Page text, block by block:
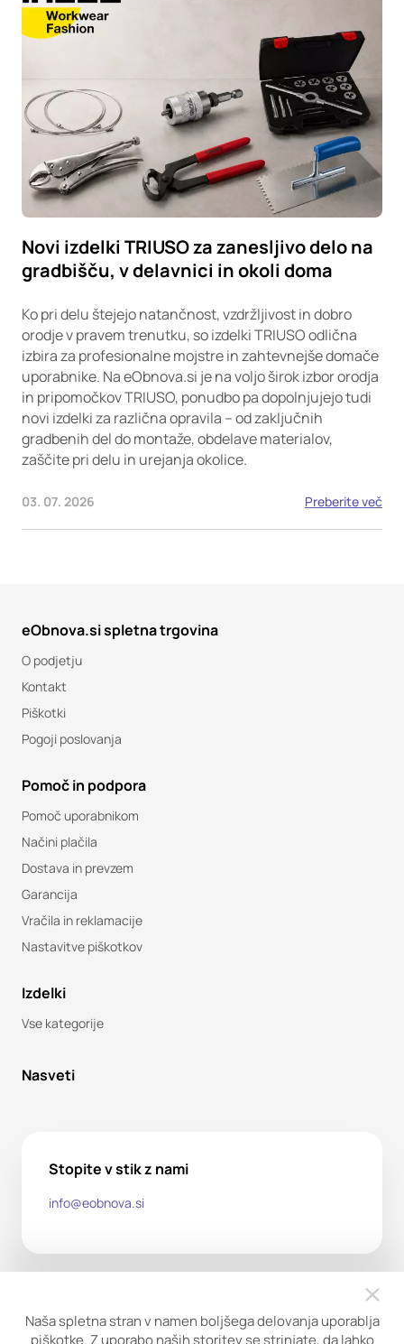
Novi izdelki TRIUSO za zanesljivo delo na
gradbišču, v delavnici in okoli doma
Ko pri delu štejejo natančnost, vzdržljivost in dobro
orodje v pravem trenutku, so izdelki TRIUSO odlična
izbira za profesionalne mojstre in zahtevnejše domače
uporabnike. Na eObnova.si je na voljo širok izbor orodja
in pripomočkov TRIUSO, ponudbo pa dopolnjujejo tudi
novi izdelki za različna opravila – od zaključnih
gradbenih del do montaže, obdelave materialov,
zaščite pri delu in urejanja okolice.
03. 07. 2026 Preberite več
eObnova.si spletna trgovina
O podjetju
Kontakt
Piškotki
Pogoji poslovanja
Pomoč in podpora
Pomoč uporabnikom
Načini plačila
Dostava in prevzem
Garancija
Vračila in reklamacije
Nastavitve piškotkov
Izdelki
Vse kategorije
Nasveti
Stopite v stik z nami
info@eobnova.si
Naša spletna stran v namen boljšega delovanja uporablja
piškotke. Z uporabo naših storitev se strinjate, da lahko